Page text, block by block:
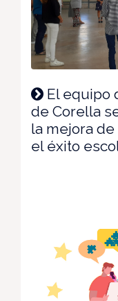
El equipo
de Corella
la mejora
el éxito